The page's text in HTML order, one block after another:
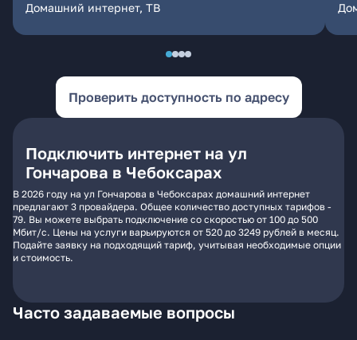
Домашний интернет, ТВ
Проверить доступность по адресу
Подключить интернет на ул
Гончарова в Чебоксарах
В 2026 году на ул Гончарова в Чебоксарах домашний интернет
предлагают 3 провайдера. Общее количество доступных тарифов -
79. Вы можете выбрать подключение со скоростью от 100 до 500
Мбит/с. Цены на услуги варьируются от 520 до 3249 рублей в месяц.
Подайте заявку на подходящий тариф, учитывая необходимые опции
и стоимость.
Часто задаваемые вопросы